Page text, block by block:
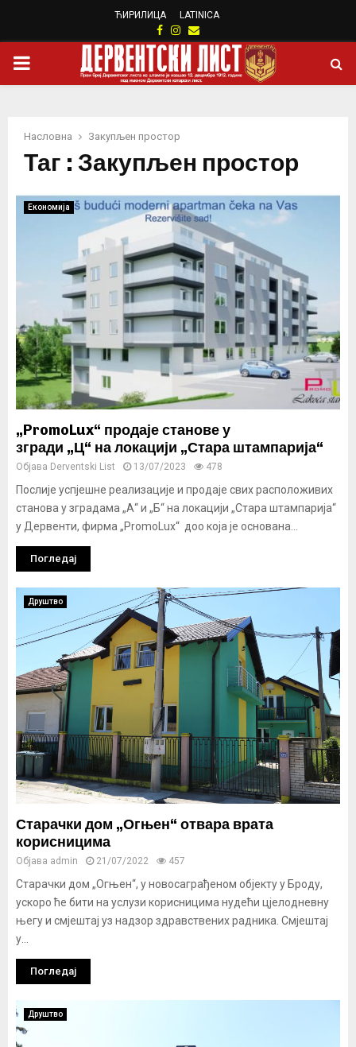
ЋИРИЛИЦА LATINICA
Facebook
Instagram
Email
PRIMARY
Насловна Закупљен простор
Таг : Закупљен простор
Eкономија
„PromoLux“ продаје станове у
згради „Ц“ на локацији „Стара штампарија“
Објава Derventski List 13/07/2023 478
Послије успјешне реализације и продаје свих расположивих
станова у зградама „А“ и „Б“ на локацији „Стара штампарија“
у Дервенти, фирма „PromoLux“ доо која је основана...
Погледај
Друштво
Старачки дом „Огњен“ отвара врата
корисницима
Објава admin 21/07/2022 457
Старачки дом „Огњен“, у новосаграђеном објекту у Броду,
ускоро ће бити на услузи корисницима нудећи цјелодневну
његу и смјештај уз надзор здравствених радника. Смјештај
у...
Погледај
Друштво